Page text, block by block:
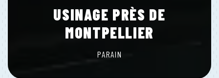
USINAGE PRÈS DE
MONTPELLIER
PARAIN